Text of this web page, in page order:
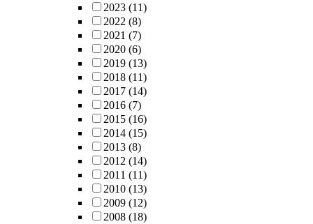
2023 (11)
2022 (8)
2021 (7)
2020 (6)
2019 (13)
2018 (11)
2017 (14)
2016 (7)
2015 (16)
2014 (15)
2013 (8)
2012 (14)
2011 (11)
2010 (13)
2009 (12)
2008 (18)